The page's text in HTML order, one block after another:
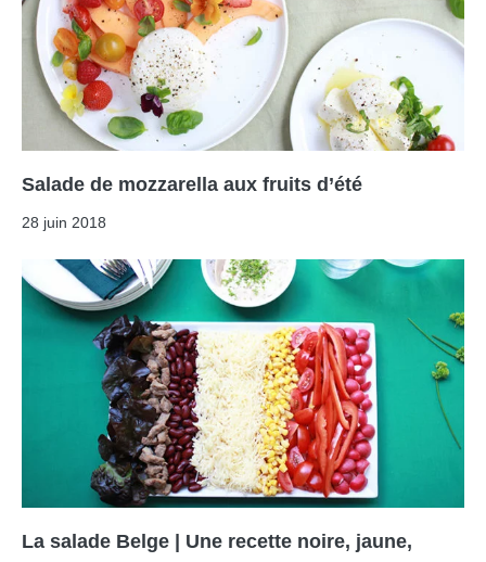
Salade de mozzarella aux fruits d’été
28 juin 2018
La salade Belge | Une recette noire, jaune,